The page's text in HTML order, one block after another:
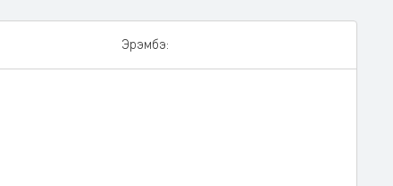
Эрэмбэ: